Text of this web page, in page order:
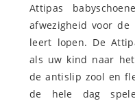
Attipas
afwezigheid voor
leert lopen. De
als uw kind naar
de antislip zool en
de hele dag